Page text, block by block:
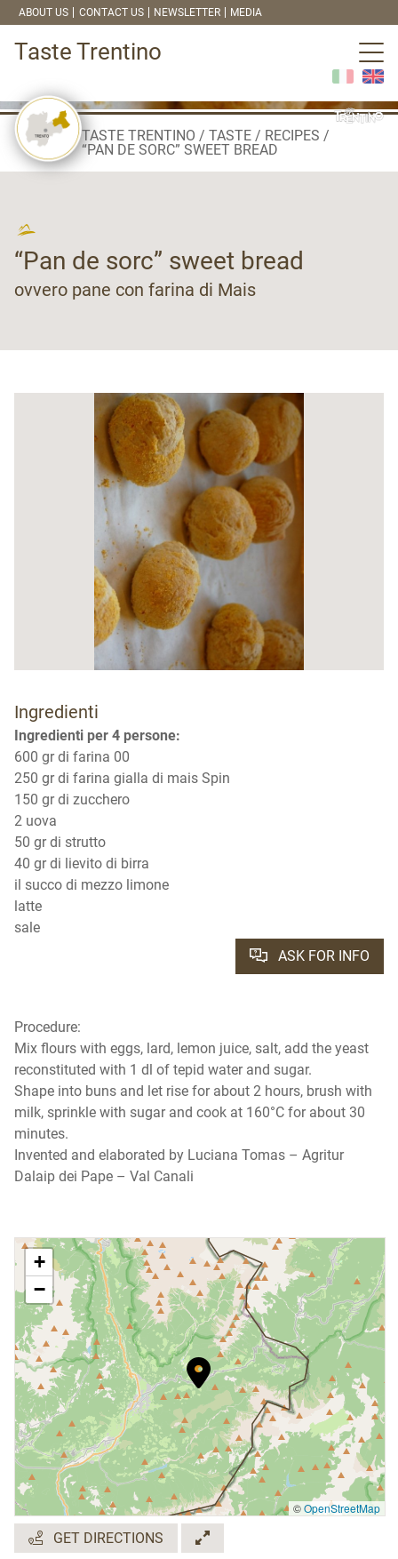
ABOUT US CONTACT US NEWSLETTER MEDIA
Taste Trentino
TASTE TRENTINO TASTE
RECIPES
“PAN DE SORC” SWEET BREAD
“Pan de sorc” sweet bread
ovvero pane con farina di Mais
Ingredienti
Ingredienti per 4 persone:
600 gr di farina 00
250 gr di farina gialla di mais Spin
150 gr di zucchero
2 uova
50 gr di strutto
40 gr di lievito di birra
il succo di mezzo limone
latte
sale
ASK FOR INFO
Procedure:
Mix flours with eggs, lard, lemon juice, salt, add the yeast
reconstituted with 1 dl of tepid water and sugar.
Shape into buns and let rise for about 2 hours, brush with
milk, sprinkle with sugar and cook at 160°C for about 30
minutes.
Invented and elaborated by Luciana Tomas – Agritur
Dalaip dei Pape – Val Canali
+
−
©OpenStreetMap
GET DIRECTIONS